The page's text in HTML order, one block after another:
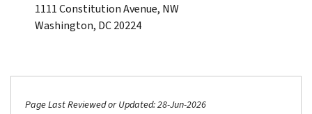
1111Constitution Avenue, NW
Washington, DC 20224
Page Last Reviewed or Updated: 28-Jun-2026